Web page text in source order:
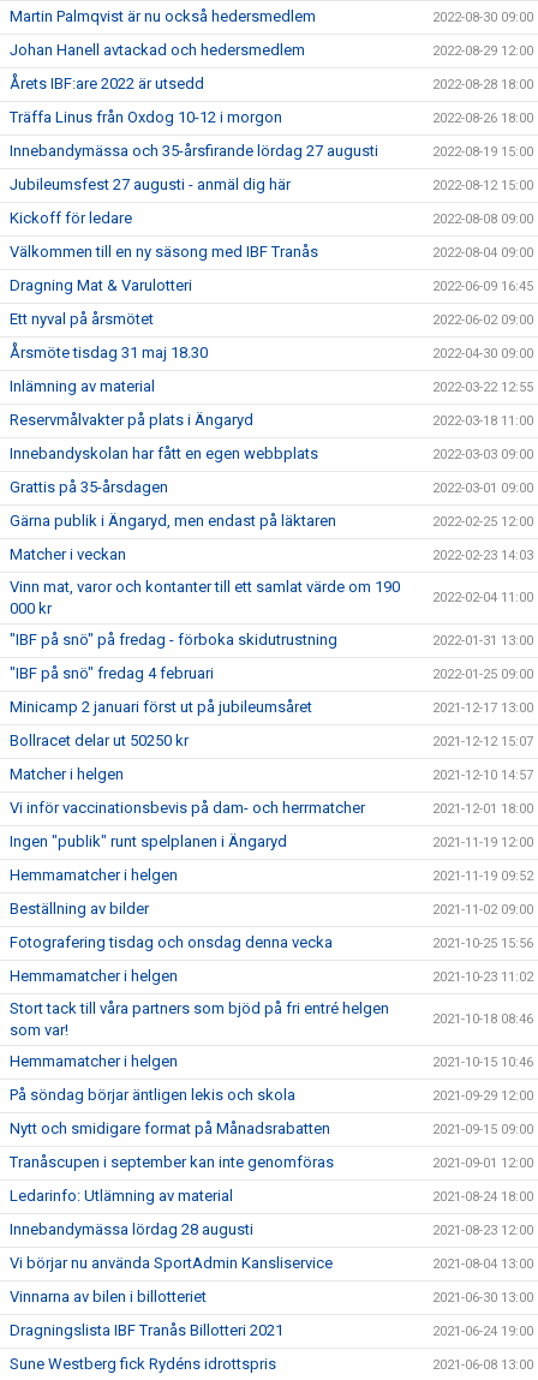
Martin Palmqvist är nu också hedersmedlem 2022-08-30 09:00
Johan Hanell avtackad och hedersmedlem 2022-08-29 12:00
Årets IBF:are 2022 är utsedd 2022-08-28 18:00
Träffa Linus från Oxdog 10-12 i morgon 2022-08-26 18:00
Innebandymässa och 35-årsfirande lördag 27 augusti 2022-08-19 15:00
Jubileumsfest 27 augusti - anmäl dig här 2022-08-12 15:00
Kickoff för ledare 2022-08-08 09:00
Välkommen till en ny säsong med IBF Tranås 2022-08-04 09:00
Dragning Mat & Varulotteri 2022-06-09 16:45
Ett nyval på årsmötet 2022-06-02 09:00
Årsmöte tisdag 31 maj 18.30 2022-04-30 09:00
Inlämning av material 2022-03-22 12:55
Reservmålvakter på plats i Ängaryd 2022-03-18 11:00
Innebandyskolan har fått en egen webbplats 2022-03-03 09:00
Grattis på 35-årsdagen 2022-03-01 09:00
Gärna publik i Ängaryd, men endast på läktaren 2022-02-25 12:00
Matcher i veckan 2022-02-23 14:03
Vinn mat, varor och kontanter till ett samlat värde om 190
000 kr
2022-02-04 11:00
"IBF på snö" på fredag - förboka skidutrustning 2022-01-31 13:00
"IBF på snö" fredag 4 februari 2022-01-25 09:00
Minicamp 2 januari först ut på jubileumsåret 2021-12-17 13:00
Bollracet delar ut 50250 kr 2021-12-12 15:07
Matcher i helgen 2021-12-10 14:57
Vi inför vaccinationsbevis på dam- och herrmatcher 2021-12-01 18:00
Ingen "publik" runt spelplanen i Ängaryd 2021-11-19 12:00
Hemmamatcher i helgen 2021-11-19 09:52
Beställning av bilder 2021-11-02 09:00
Fotografering tisdag och onsdag denna vecka 2021-10-25 15:56
Hemmamatcher i helgen 2021-10-23 11:02
Stort tack till våra partners som bjöd på fri entré helgen
som var!
2021-10-18 08:46
Hemmamatcher i helgen 2021-10-15 10:46
På söndag börjar äntligen lekis och skola 2021-09-29 12:00
Nytt och smidigare format på Månadsrabatten 2021-09-15 09:00
Tranåscupen i september kan inte genomföras 2021-09-01 12:00
Ledarinfo: Utlämning av material 2021-08-24 18:00
Innebandymässa lördag 28 augusti 2021-08-23 12:00
Vi börjar nu använda SportAdmin Kansliservice 2021-08-04 13:00
Vinnarna av bilen i billotteriet 2021-06-30 13:00
Dragningslista IBF Tranås Billotteri 2021 2021-06-24 19:00
Sune Westberg fick Rydéns idrottspris 2021-06-08 13:00